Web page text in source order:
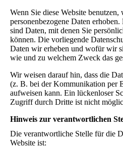
Wenn Sie diese Website benutzen,
personenbezogene Daten erhoben.
sind Daten, mit denen Sie
können. Die vorliegende
Daten wir erheben und wofür wir
wie und zu welchem Zweck das
Wir weisen darauf hin, dass die
(z. B. bei der Kommunikation per
aufweisen kann. Ein lückenloser
Zugriff durch Dritte ist nicht
Hinweis zur verantwortlichen
Die verantwortliche Stelle für die
Website ist: